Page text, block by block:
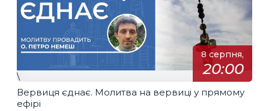
8 серпня,
20:00
\
Вервиця єднає. Молитва на вервиці у прямому
ефірі